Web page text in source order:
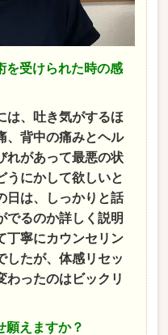
を受けられた時の感
は、吐き気がするほ
、背中の痛みとヘル
れがあって最悪の状
うにかして欲しいと
日は、しっかりと話
でるのか詳しく説明
丁寧にカウンセリン
したが、体感リセッ
わったのはビックリ
願えますか？